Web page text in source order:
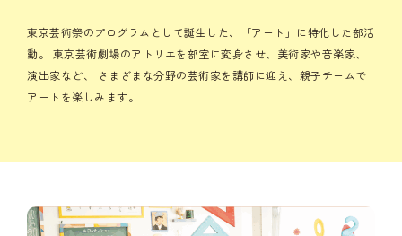
東京芸術祭のプログラムとして誕生した、「アート」に特化した部活
動。
東京芸術劇場のアトリエを部室に変身させ、美術家や音楽家、
演出家など、
さまざまな分野の芸術家を講師に迎え、親子チームで
アートを楽しみます。